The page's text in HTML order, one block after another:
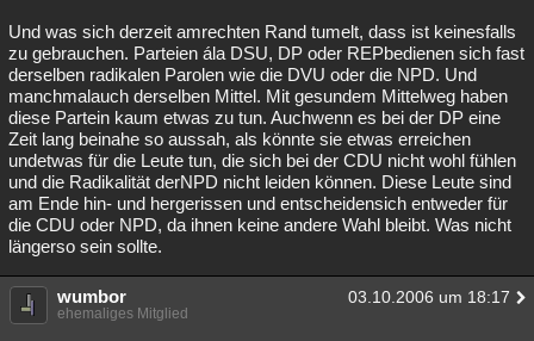
Und was sich derzeit amrechten Rand tumelt, dass ist keinesfalls
zu gebrauchen. Parteien ála DSU, DP oder REPbedienen sich fast
derselben radikalen Parolen wie die DVU oder die NPD. Und
manchmalauch derselben Mittel. Mit gesundem Mittelweg haben
diese Partein kaum etwas zu tun. Auchwenn es bei der DP eine
Zeit lang beinahe so aussah, als könnte sie etwas erreichen
undetwas für die Leute tun, die sich bei der CDU nicht wohl fühlen
und die Radikalität derNPD nicht leiden können. Diese Leute sind
am Ende hin- und hergerissen und entscheidensich entweder für
die CDU oder NPD, da ihnen keine andere Wahl bleibt. Was nicht
längerso sein sollte.
wumbor 03.10.2006 um 18:17
ehemaliges Mitglied